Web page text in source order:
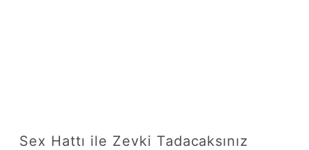
Sex Hattı ile Zevki Tadacaksınız